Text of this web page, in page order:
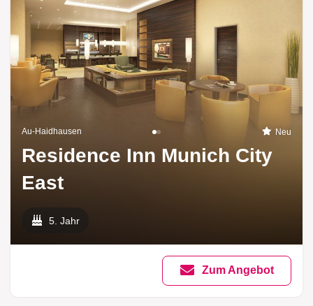
Au-Haidhausen Neu
Residence Inn Munich City
East
5. Jahr
Zum Angebot